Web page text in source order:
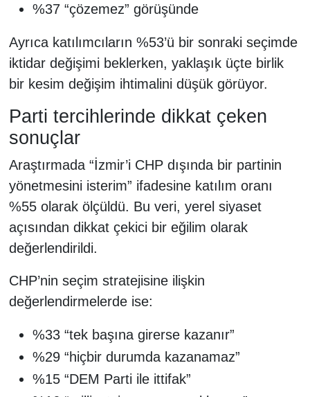
%37 “çözemez” görüşünde
Ayrıca katılımcıların %53’ü bir sonraki seçimde
iktidar değişimi beklerken, yaklaşık üçte birlik
bir kesim değişim ihtimalini düşük görüyor.
Parti tercihlerinde dikkat çeken
sonuçlar
Araştırmada “İzmir’i CHP dışında bir partinin
yönetmesini isterim” ifadesine katılım oranı
%55 olarak ölçüldü. Bu veri, yerel siyaset
açısından dikkat çekici bir eğilim olarak
değerlendirildi.
CHP’nin seçim stratejisine ilişkin
değerlendirmelerde ise:
%33 “tek başına girerse kazanır”
%29 “hiçbir durumda kazanamaz”
%15 “DEM Parti ile ittifak”